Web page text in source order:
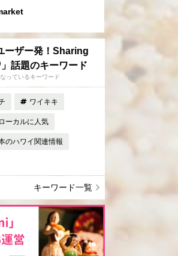
ーザー発！Sharing
話題のキーワード
っているキーワード
ワイキキ
ローカルに人気
のハワイ関連情報
キーワード一覧